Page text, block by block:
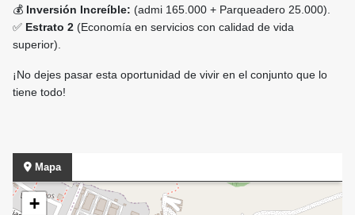
💰 Inversión Increíble: (admi 165.000 + Parqueadero 25.000).
✅ Estrato 2 (Economía en servicios con calidad de vida
superior).
¡No dejes pasar esta oportunidad de vivir en el conjunto que lo
tiene todo!
Mapa
+